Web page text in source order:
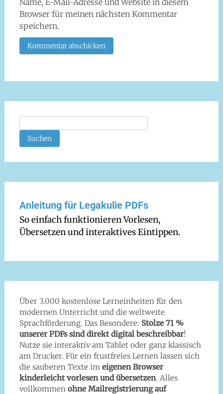
Browser für meinen nächsten Kommentar
speichern.
Suchen
Anleitung für Legakulie PDFs
So einfach funktionieren Vorlesen,
Übersetzen und interaktives Eintippen.
Über 3.000 kostenlose Lerneinheiten für den
modernen Unterricht und die weltweite
Sprachförderung. Das Besondere: Stolze 71 %
unserer PDFs sind direkt digital beschreibbar!
Nutze sie interaktiv am Tablet oder ganz klassisch
am Drucker. Für ein frustfreies Lernen lassen sich
die sauberen Texte im eigenen Browser
kinderleicht vorlesen und übersetzen. Alles
vollkommen ohne Mailregistrierung auf